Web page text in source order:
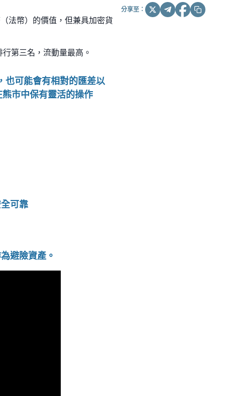
法幣）的價值，但兼具加密貨
第三名，流動量最高。
也可能會有相對的匯差以
市中保有靈活的操作
可靠
避險資產。
分享至：